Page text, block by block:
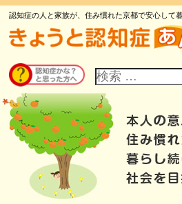
認知症の人と家族が、住み慣れた京都で安心して
イ
ト
内
検
索